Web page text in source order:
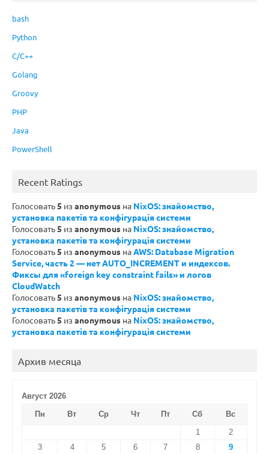
bash
Python
C/C++
Golang
Groovy
PHP
Java
PowerShell
Recent Ratings
Голосовать5 из anonymous на NixOS: знайомство,
установка пакетів та конфігурація системи
Голосовать5 из anonymous на NixOS: знайомство,
установка пакетів та конфігурація системи
Голосовать5 из anonymous наAWS: Database Migration
Service, часть 2 — нет AUTO_INCREMENT и индексов.
Фиксы для «foreign key constraint fails» и логов
CloudWatch
Голосовать5 из anonymous на NixOS: знайомство,
установка пакетів та конфігурація системи
Голосовать5 из anonymous на NixOS: знайомство,
установка пакетів та конфігурація системи
Архив месяца
Август 2026
Пн
Вт Ср Чт Пт Сб
Вс
1
2
3
4 5 6 7 8 9